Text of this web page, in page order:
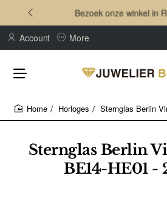
Bezoek onze winkel in
Account More
Sternglas Berlin
BE14-HE01 -
Horloges Sternglas Berlin